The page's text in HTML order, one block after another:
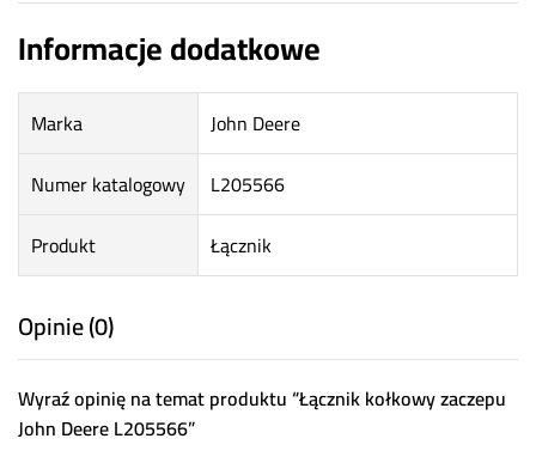
Informacje dodatkowe
Marka
John Deere
Numer katalogowy
L205566
Produkt
Łącznik
Opinie (0)
Wyraź opinię na temat produktu “Łącznik kołkowy zaczepu
John Deere L205566”